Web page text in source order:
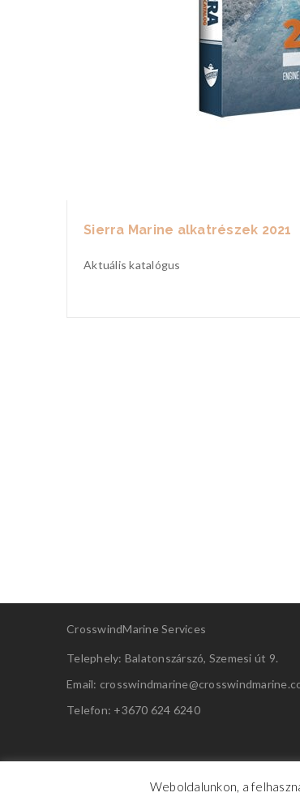
Sierra Marine alkatrészek 2021
Aktuális katalógus
CrosswindMarine Services
Telephely: Balatonszárszó, Szemesi út 9.
Email: crosswindmarine@
Telefon: +3670 624 6240
CrosswindMarine Services 2025
Weboldalunkon, a